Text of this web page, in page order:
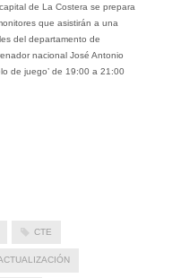
de La Costera se prepara
que asistirán a una
del departamento de
nacional José Antonio
de juego’ de 19:00 a 21:00
CTE